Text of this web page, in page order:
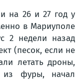
на 26 и 27 год у
в Мариуполе
2 недели назад
(песок, если не
летать дроны,
из фуры, начал